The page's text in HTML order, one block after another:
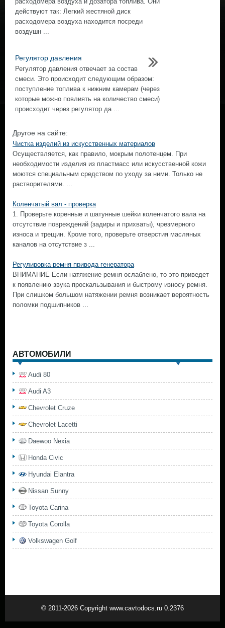
действуют так: Легкий жестяной диск
расходомера воздуха находится посреди
воздушн ...
Регулятор давления
Регулятор давления отвечает за состав
смеси. Это происходит следующим образом:
поступление топлива к нижним камерам (через
которые можно повлиять на количество смеси)
происходит через регулятор да ...
Другое на сайте:
Чистка изделий из искусственных материалов
Осуществляется, как правило, мокрым полотенцем. При
необходимости изделия из пластмасс или искусственной кожи
моются специальным средством по уходу за ними. Только не
растворителями. ...
Коленчатый вал - проверка
1. Проверьте коренные и шатунные шейки коленчатого вала на
отсутствие повреждений (задиры и прихваты), чрезмерного
износа и трещин. Кроме того, проверьте отверстия масляных
каналов на отсутствие з ...
Регулировка ремня привода генератора
ВНИМАНИЕ Если натяжение ремня ослаблено, то это приведет
к появлению звука проскальзывания и быстрому износу ремня.
При слишком большом натяжении ремня возникает вероятность
поломки подшипников ...
АВТОМОБИЛИ
Audi 80
Audi A3
Chevrolet Cruze
Chevrolet Lacetti
Daewoo Nexia
Honda Civic
Hyundai Elantra
Nissan Sunny
Toyota Carina
Toyota Corolla
Volkswagen Golf
© 2011-2026 Copyright www.cavtodocs.ru 0.2376